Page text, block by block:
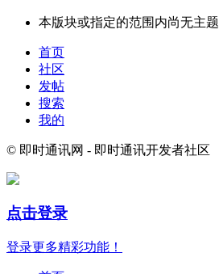
本版块或指定的范围内尚无主题
首页
社区
发帖
搜索
我的
© 即时通讯网 - 即时通讯开发者社区
点击登录
登录更多精彩功能！